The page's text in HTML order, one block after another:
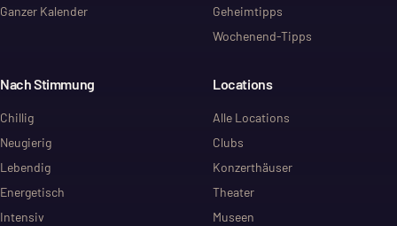
Ganzer Kalender
Geheimtipps
Wochenend-Tipps
Nach Stimmung
Chillig
Neugierig
Lebendig
Energetisch
Intensiv
Locations
Alle Locations
Clubs
Konzerthäuser
Theater
Museen